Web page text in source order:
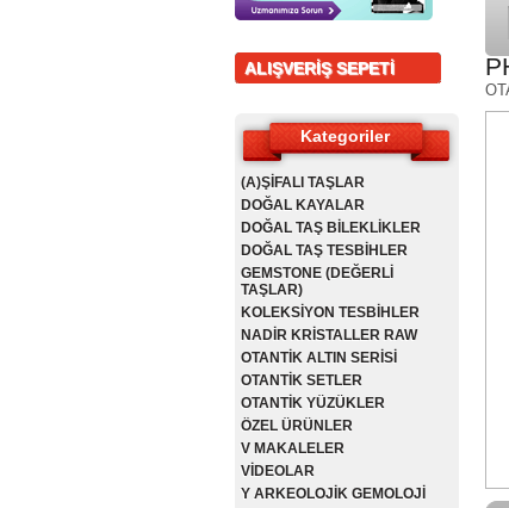
ALIŞVERİŞ SEPETİ
Kategoriler
(A)ŞİFALI TAŞLAR
DOĞAL KAYALAR
DOĞAL TAŞ BİLEKLİKLER
DOĞAL TAŞ TESBİHLER
GEMSTONE (DEĞERLİ
TAŞLAR)
KOLEKSİYON TESBİHLER
NADİR KRİSTALLER RAW
OTANTİK ALTIN SERİSİ
OTANTİK SETLER
OTANTİK YÜZÜKLER
ÖZEL ÜRÜNLER
V MAKALELER
VİDEOLAR
Y ARKEOLOJİK GEMOLOJİ